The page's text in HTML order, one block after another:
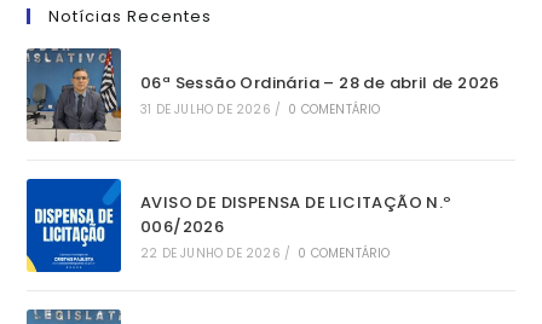
Notícias Recentes
06ª Sessão Ordinária – 28 de abril de 2026
31 DE JULHO DE 2026 / 0 COMENTÁRIO
AVISO DE DISPENSA DE LICITAÇÃO N.º
006/2026
22 DE JUNHO DE 2026 / 0 COMENTÁRIO